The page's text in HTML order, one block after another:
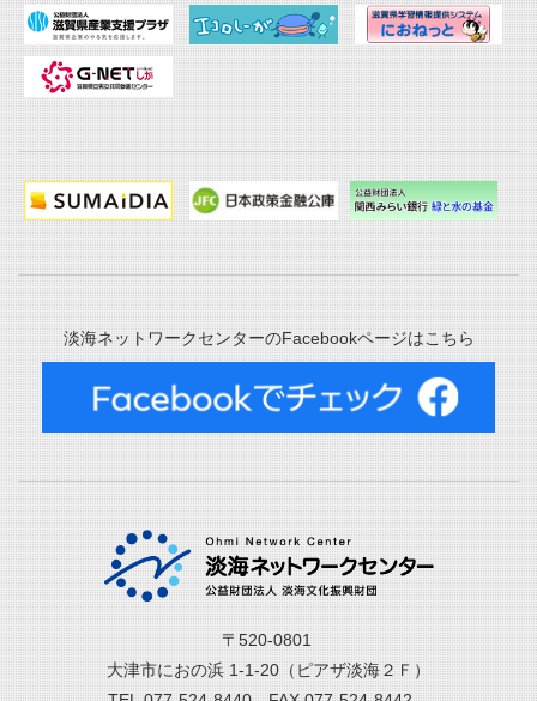
淡海ネットワークセンターのFacebookページはこちら
〒520-0801
大津市におの浜 1-1-20（ピアザ淡海２Ｆ）